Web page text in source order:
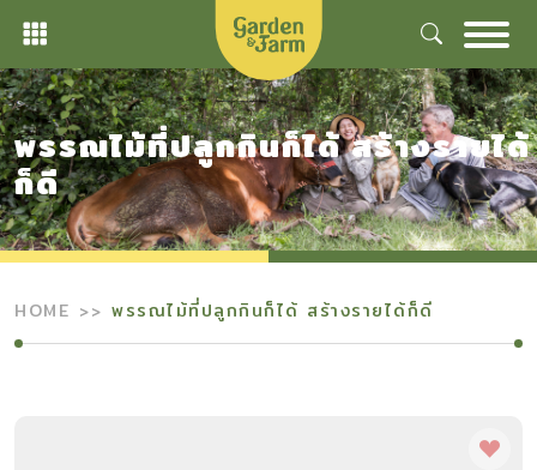
Skip
content
พรรณไม้ที่ปลูกกินก็ได้ สร้างรายได้
ก็ดี
HOME พรรณไม้ที่ปลูกกินก็ได้ สร้างรายได้ก็ดี